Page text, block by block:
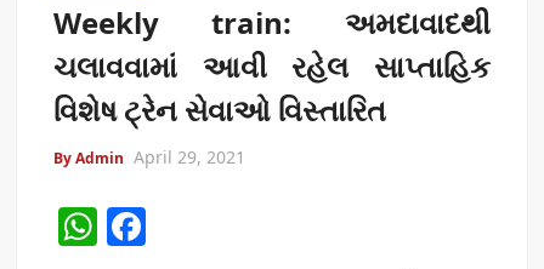
Weekly train: અમદાવાદથી
ચલાવવામાં આવી રહેલ સાપ્તાહિક
વિશેષ ટ્રેન સેવાઓ વિસ્તારિત
By Admin April 29, 2021
W